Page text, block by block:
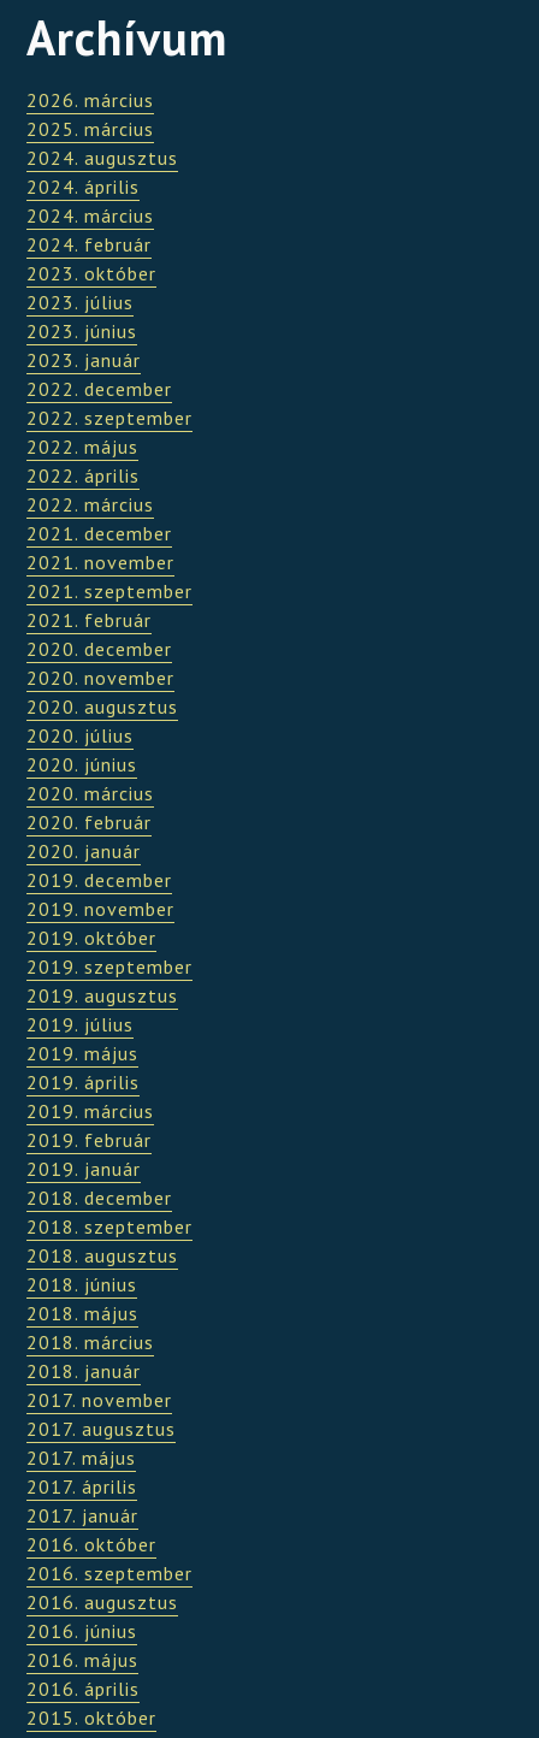
Archívum
2026. március
2025. március
2024. augusztus
2024. április
2024. március
2024. február
2023. október
2023. július
2023. június
2023. január
2022. december
2022. szeptember
2022. május
2022. április
2022. március
2021. december
2021. november
2021. szeptember
2021. február
2020. december
2020. november
2020. augusztus
2020. július
2020. június
2020. március
2020. február
2020. január
2019. december
2019. november
2019. október
2019. szeptember
2019. augusztus
2019. július
2019. május
2019. április
2019. március
2019. február
2019. január
2018. december
2018. szeptember
2018. augusztus
2018. június
2018. május
2018. március
2018. január
2017. november
2017. augusztus
2017. május
2017. április
2017. január
2016. október
2016. szeptember
2016. augusztus
2016. június
2016. május
2016. április
2015. október